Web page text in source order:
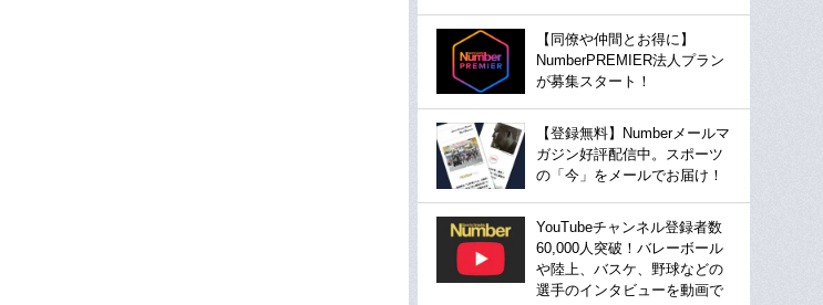
【同僚や仲間とお得に】
NumberPREMIER法人プラン
が募集スタート！
【登録無料】Numberメールマ
ガジン好評配信中。スポーツ
の「今」をメールでお届け！
YouTubeチャンネル登録者数
60,000人突破！バレーボール
や陸上、バスケ、野球などの
選手のインタビューを動画で